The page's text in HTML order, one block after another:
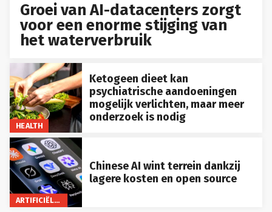
Groei van AI-datacenters zorgt
voor een enorme stijging van
het waterverbruik
HEALTH
Ketogeen dieet kan
psychiatrische aandoeningen
mogelijk verlichten, maar meer
onderzoek is nodig
ARTIFICIËLE INTELLIGENTIE
Chinese AI wint terrein dankzij
lagere kosten en open source